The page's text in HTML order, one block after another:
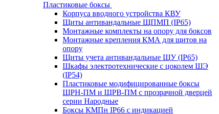
Пластиковые боксы
Корпуса вводного устройства КВУ
Щиты антивандальные ЩПМП (IP65)
Монтажные комплекты на опору для боксов
Монтажные крепления КМА для щитов на
опору
Щиты учета антивандальные ЩУ (IP65)
Шкафы электротехнические с цоколем ШЭ
(IP54)
Пластиковые модифицированные боксы
ЩРН-ПМ и ЩРВ-ПМ с прозрачной дверцей
серии Народные
Боксы КМПн IP66 с индикацией